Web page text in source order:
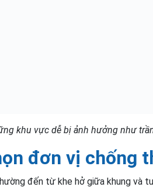
khu vực dễ bị ảnh hưởng như
đơn vị chống
đến từ khe hở giữa khung và